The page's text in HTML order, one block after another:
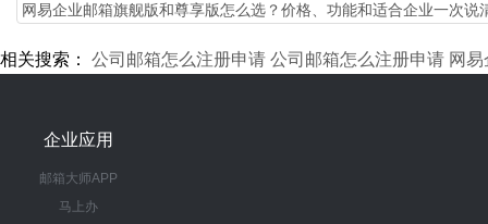
网易企业邮箱旗舰版和尊享版怎么选？价格、功能和适合企业一次说
相关搜索： 公司邮箱怎么注册申请 公司邮箱怎么注册申请 网
企业应用
邮箱大师APP
马上办